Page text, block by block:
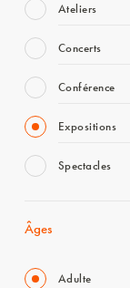
Ateliers
Concerts
Conférence
Expositions
Spectacles
Âges
Adulte